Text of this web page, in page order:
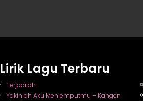
Lirik Lagu Terbaru
Terjadilah
Yakinlah Aku Menjemputmu – Kangen